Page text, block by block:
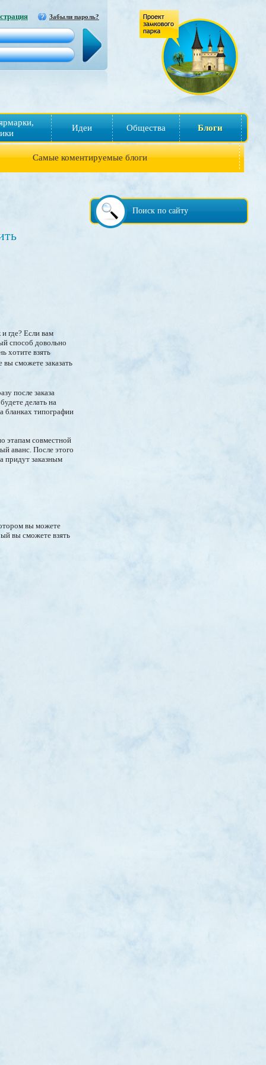
Забыли пароль?
Идеи Общества Блоги
Самые коментируемые блоги
Поиск по сайту
где? Если вам
способ довольно
хотите взять
вы сможете заказать
после заказа
делать на
бланках типографии
этапам совместной
аванс. После этого
придут заказным
вы можете
вы сможете взять